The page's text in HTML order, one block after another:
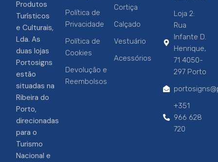
Produtos
Turísticos
e Culturais,
Lda. As
duas lojas
Portosigns
estão
situadas na
Ribeira do
Porto,
direcionadas
para o
Turismo
Nacional e
Política de
Privacidade
Política de
Cookies
Devolução e
Reembolsos
Cortiça
Calçado
Vestuário
Acessórios
Loja 2:
Rua
Infante D.
Henrique,
71 4050-
297 Porto
+351
966 628
720